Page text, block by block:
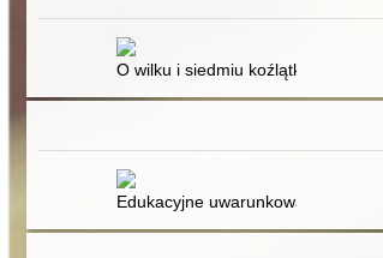
O wilku i siedmiu koźlątkach
Edukacyjne uwarunkowania